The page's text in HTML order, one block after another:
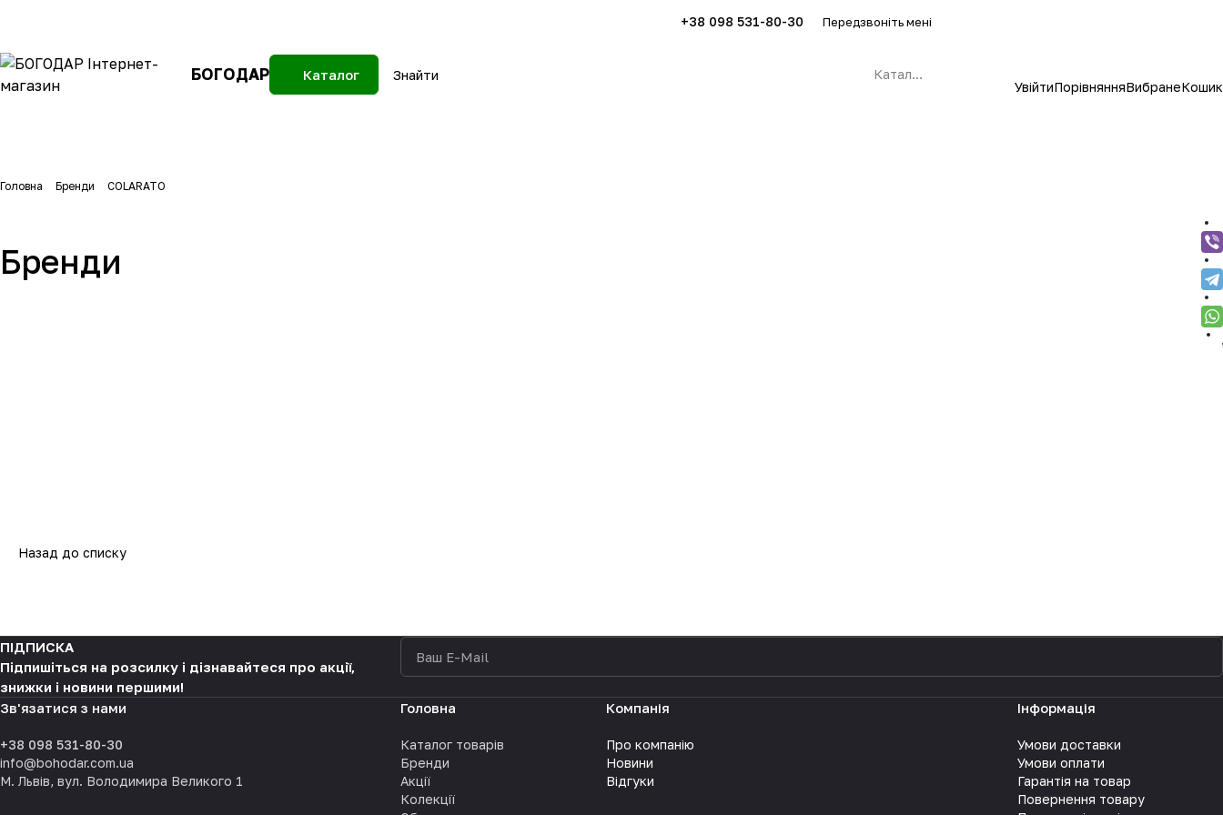
+38 098 531-80-30 Передзвоніть мені
БОГОДАР Каталог
Каталог
УвійтиПорівнянняВибранеКошик
Головна Бренди COLARATO
Бренди
Назад до списку
ПІДПИСКА
Підпишіться на розсилку і дізнавайтеся про акції,
знижки і новини першими!
Зв'язатися з нами
+38 098 531-80-30
info@bohodar.com.ua
М. Львів, вул. Володимира Великого 1
Головна
Каталог товарів
Бренди
Акції
Колекції
Компанія
Про компанію
Новини
Відгуки
Інформація
Умови доставки
Умови оплати
Гарантія на товар
Повернення товару